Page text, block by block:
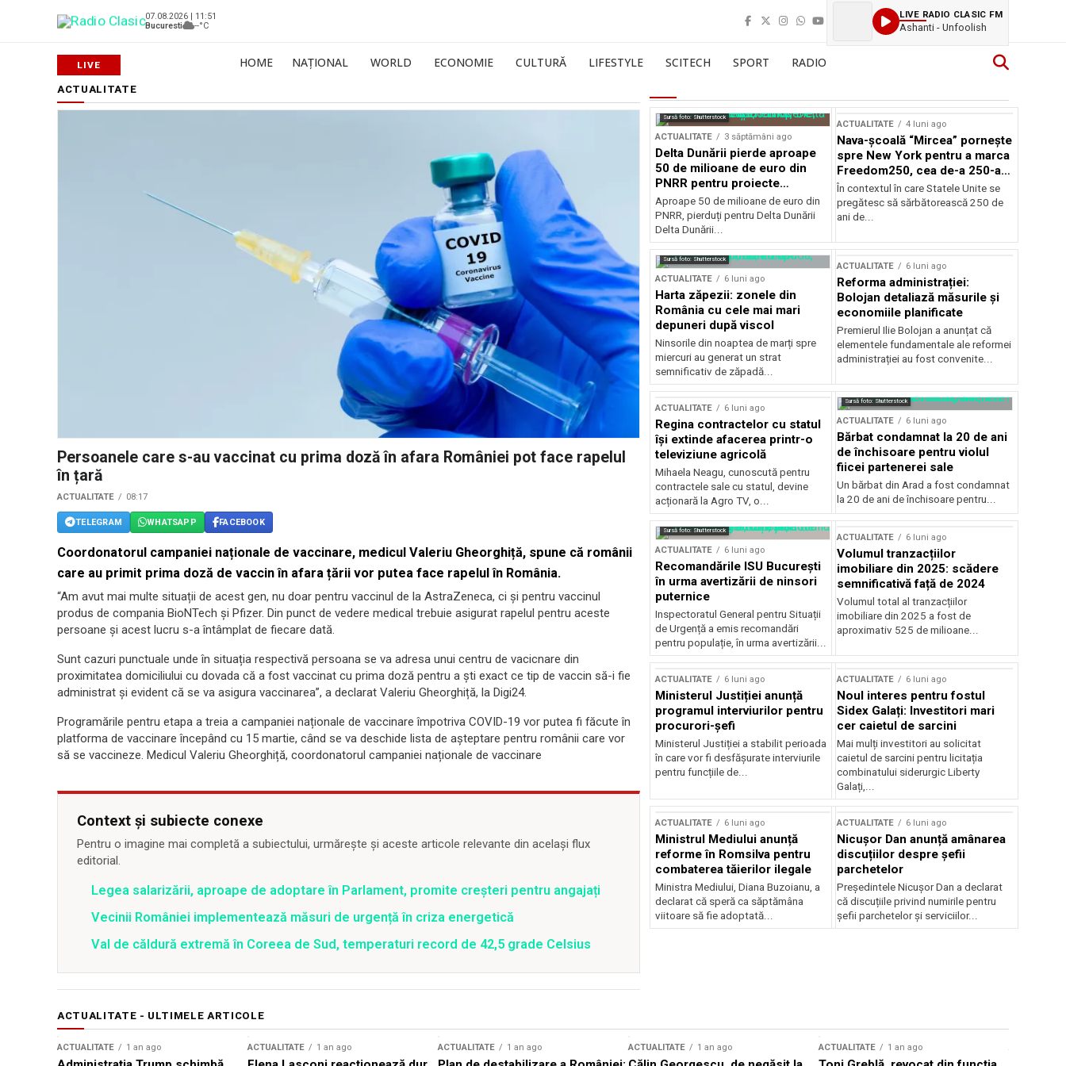
07.08.2026 | 11:51
Bucuresti
--°C
LIVE RADIO CLASIC FM
Ashanti - Unfoolish
HOME NAȚIONAL WORLD ECONOMIE CULTURĂ LIFESTYLE SCITECH SPORT RADIO
ACTUALITATE
Persoanele care s-au vaccinat cu prima doză în afara României pot face rapelul
în țară
ACTUALITATE 08:17
TELEGRAM WHATSAPP FACEBOOK
Coordonatorul campaniei naționale de vaccinare, medicul Valeriu Gheorghiță, spune că românii
care au primit prima doză de vaccin în afara țării vor putea face rapelul în România.
“Am avut mai multe situații de acest gen, nu doar pentru vaccinul de la AstraZeneca, ci și pentru vaccinul
produs de compania BioNTech și Pfizer. Din punct de vedere medical trebuie asigurat rapelul pentru aceste
persoane și acest lucru s-a întâmplat de fiecare dată.
Sunt cazuri punctuale unde în situația respectivă persoana se va adresa unui centru de vacicnare din
proximitatea domiciliului cu dovada că a fost vaccinat cu prima doză pentru a ști exact ce tip de vaccin să-i fie
administrat și evident că se va asigura vaccinarea”, a declarat Valeriu Gheorghiță, la Digi24.
Programările pentru etapa a treia a campaniei naționale de vaccinare împotriva COVID-19 vor putea fi făcute în
platforma de vaccinare începând cu 15 martie, când se va deschide lista de așteptare pentru românii care vor
să se vaccineze. Medicul Valeriu Gheorghiță, coordonatorul campaniei naționale de vaccinare
Context și subiecte conexe
Pentru o imagine mai completă a subiectului, urmărește și aceste articole relevante din același flux
editorial.
Legea salarizării, aproape de adoptare în Parlament, promite creșteri pentru angajați
Vecinii României implementează măsuri de urgență în criza energetică
Val de căldură extremă în Coreea de Sud, temperaturi record de 42,5 grade Celsius
Sursă foto: Shutterstock
ACTUALITATE 3 săptămâni ago
Delta Dunării pierde aproape
50 de milioane de euro din
PNRR pentru proiecte
esențiale
Aproape 50 de milioane de euro din
PNRR, pierduți pentru Delta Dunării
Delta Dunării...
ACTUALITATE 4 luni ago
Nava-școală “Mircea” pornește
spre New York pentru a marca
Freedom250, cea de-a 250-a
aniversare a Statelor Unite
În contextul în care Statele Unite se
pregătesc să sărbătorească 250 de
ani de...
Sursă foto: Shutterstock
ACTUALITATE 6 luni ago
Harta zăpezii: zonele din
România cu cele mai mari
depuneri după viscol
Ninsorile din noaptea de marți spre
miercuri au generat un strat
semnificativ de zăpadă...
ACTUALITATE 6 luni ago
Reforma administrației:
Bolojan detaliază măsurile și
economiile planificate
Premierul Ilie Bolojan a anunțat că
elementele fundamentale ale reformei
administrației au fost convenite...
ACTUALITATE 6 luni ago
Regina contractelor cu statul
își extinde afacerea printr-o
televiziune agricolă
Mihaela Neagu, cunoscută pentru
contractele sale cu statul, devine
acționară la Agro TV, o...
Sursă foto: Shutterstock
ACTUALITATE 6 luni ago
Bărbat condamnat la 20 de ani
de închisoare pentru violul
fiicei partenerei sale
Un bărbat din Arad a fost condamnat
la 20 de ani de închisoare pentru...
Sursă foto: Shutterstock
ACTUALITATE 6 luni ago
Recomandările ISU București
în urma avertizării de ninsori
puternice
Inspectoratul General pentru Situații
de Urgență a emis recomandări
pentru populație, în urma avertizării...
ACTUALITATE 6 luni ago
Volumul tranzacțiilor
imobiliare din 2025: scădere
semnificativă față de 2024
Volumul total al tranzacțiilor
imobiliare din 2025 a fost de
aproximativ 525 de milioane...
ACTUALITATE 6 luni ago
Ministerul Justiției anunță
programul interviurilor pentru
procurori-șefi
Ministerul Justiției a stabilit perioada
în care vor fi desfășurate interviurile
pentru funcțiile de...
ACTUALITATE 6 luni ago
Noul interes pentru fostul
Sidex Galați: Investitori mari
cer caietul de sarcini
Mai mulți investitori au solicitat
caietul de sarcini pentru licitația
combinatului siderurgic Liberty
Galați,...
ACTUALITATE 6 luni ago
Ministrul Mediului anunță
reforme în Romsilva pentru
combaterea tăierilor ilegale
Ministra Mediului, Diana Buzoianu, a
declarat că speră ca săptămâna
viitoare să fie adoptată...
ACTUALITATE 6 luni ago
Nicușor Dan anunță amânarea
discuțiilor despre șefii
parchetelor
Președintele Nicușor Dan a declarat
că discuțiile privind numirile pentru
șefii parchetelor și serviciilor...
ACTUALITATE - ULTIMELE ARTICOLE
ACTUALITATE 1 an ago ACTUALITATE 1 an ago ACTUALITATE 1 an ago ACTUALITATE 1 an ago ACTUALITATE 1 an ago